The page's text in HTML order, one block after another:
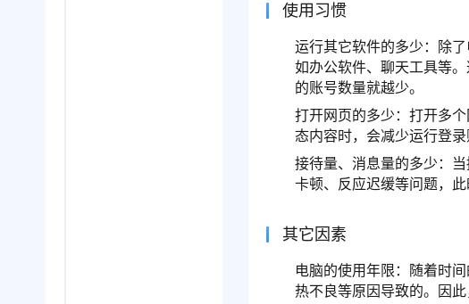
使用习惯
运行其它软件的多少：除
如办公软件、聊天工具等
的账号数量就越少。
打开网页的多少：打开多
态内容时，会减少运行登录
接待量、消息量的多少：
卡顿、反应迟缓等问题，此
其它因素
电脑的使用年限：随着时
热不良等原因导致的。因